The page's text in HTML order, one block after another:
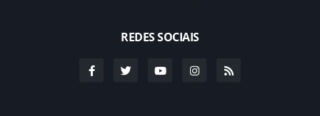
REDES SOCIAIS